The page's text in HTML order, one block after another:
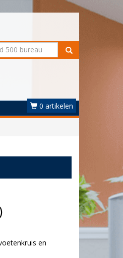
0 artikelen
en